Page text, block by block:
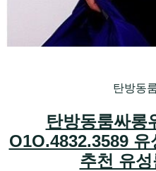
탄방동
탄방동룸싸롱
O1O.4832.3589
추천 유